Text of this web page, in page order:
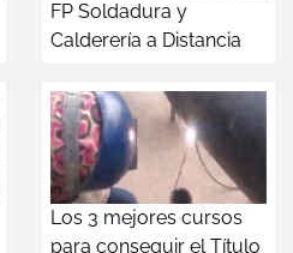
FP Soldadura y
Calderería a Distancia
Los 3 mejores cursos
para conseguir el Título